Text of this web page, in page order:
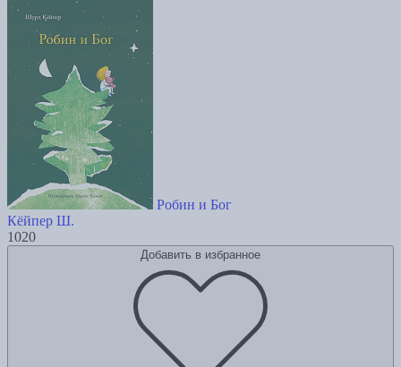
Робин и Бог
Кёйпер Ш.
1020
Добавить в избранное